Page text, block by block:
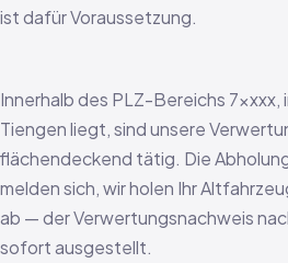
ist dafür Voraussetzung.
Innerhalb des PLZ-Bereichs 7xxxx,
Tiengen liegt, sind unsere
flächendeckend tätig. Die
melden sich, wir holen Ihr
ab — der Verwertungsnachweis
sofort ausgestellt.